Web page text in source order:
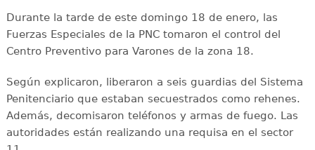
Durante la tarde de este domingo 18 de enero, las
Fuerzas Especiales de la PNC tomaron el control del
Centro Preventivo para Varones de la zona 18.
Según explicaron, liberaron a seis guardias del Sistema
Penitenciario que estaban secuestrados como rehenes.
Además, decomisaron teléfonos y armas de fuego. Las
autoridades están realizando una requisa en el sector